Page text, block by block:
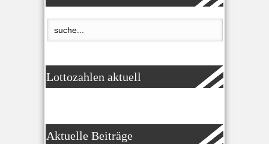
Lottozahlen aktuell
Aktuelle Beiträge